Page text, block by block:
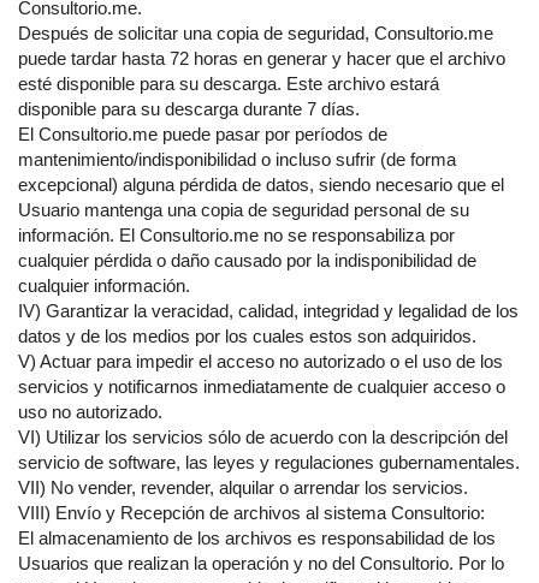
Consultorio.me.
Después de solicitar una copia de seguridad, Consultorio.me
puede tardar hasta 72 horas en generar y hacer que el archivo
esté disponible para su descarga. Este archivo estará
disponible para su descarga durante 7 días.
El Consultorio.me puede pasar por períodos de
mantenimiento/indisponibilidad o incluso sufrir (de forma
excepcional) alguna pérdida de datos, siendo necesario que el
Usuario mantenga una copia de seguridad personal de su
información. El Consultorio.me no se responsabiliza por
cualquier pérdida o daño causado por la indisponibilidad de
cualquier información.
IV) Garantizar la veracidad, calidad, integridad y legalidad de los
datos y de los medios por los cuales estos son adquiridos.
V) Actuar para impedir el acceso no autorizado o el uso de los
servicios y notificarnos inmediatamente de cualquier acceso o
uso no autorizado.
VI) Utilizar los servicios sólo de acuerdo con la descripción del
servicio de software, las leyes y regulaciones gubernamentales.
VII) No vender, revender, alquilar o arrendar los servicios.
VIII) Envío y Recepción de archivos al sistema Consultorio:
El almacenamiento de los archivos es responsabilidad de los
Usuarios que realizan la operación y no del Consultorio. Por lo